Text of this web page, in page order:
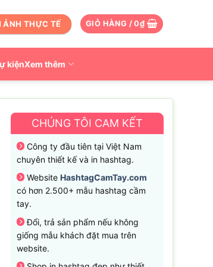
ẢNH THỰC TẾ GIỎ HÀNG /0₫
kiệnXem thêm
CHÚNG TÔI CAM KẾT
Công ty đầu tiên tại Việt Nam
chuyên thiết kế và in hashtag.
Website HashtagCamTay.com
có hơn 2.500+ mẫu hashtag cầm
tay.
Đổi, trả sản phẩm nếu không
giống mẫu khách đặt mua trên
website.